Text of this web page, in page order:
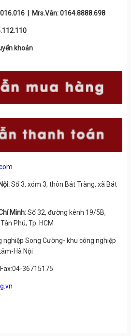
| Mrs.Vân: 0164.8888.698
khoản
Số 3, xóm 3, thôn Bát Tràng, xã Bát
Minh:Số 32, đường kênh 19/5B,
Phú, Tp. HCM
nghiệp Song Cường- khu công nghiệp
Hà Nội
36715175